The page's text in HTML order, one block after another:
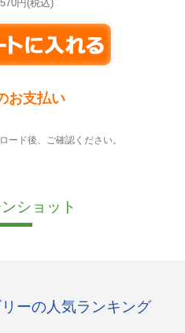
円(税込)
お支払い
ード後、ご確認ください。
ショット
ーの人気ランキング